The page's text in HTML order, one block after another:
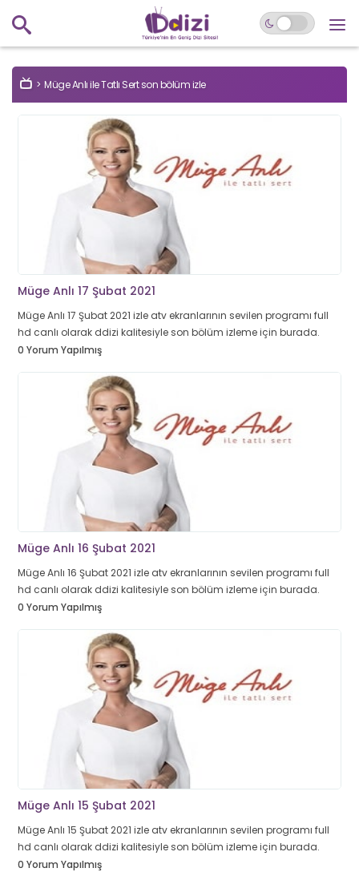
Müge Anlı ile Tatlı Sert son bölüm izle
Müge Anlı 17 Şubat 2021
Müge Anlı 17 Şubat 2021 izle atv ekranlarının sevilen programı full
hd canlı olarak ddizi kalitesiyle son bölüm izleme için burada.
0 Yorum Yapılmış
Müge Anlı 16 Şubat 2021
Müge Anlı 16 Şubat 2021 izle atv ekranlarının sevilen programı full
hd canlı olarak ddizi kalitesiyle son bölüm izleme için burada.
0 Yorum Yapılmış
Müge Anlı 15 Şubat 2021
Müge Anlı 15 Şubat 2021 izle atv ekranlarının sevilen programı full
hd canlı olarak ddizi kalitesiyle son bölüm izleme için burada.
0 Yorum Yapılmış